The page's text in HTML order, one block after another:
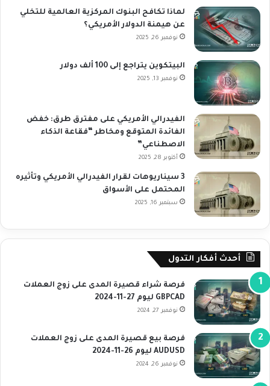
لماذا تكافح البنوك المركزية العالمية للتخلي
عن هيمنة الدولار الأمريكي؟
نوفمبر 26, 2025
البيتكوين يتراجع إلى 100 ألف دولار
نوفمبر 13, 2025
الفيدرالي الأمريكي على مفترق طرق: خفض
الفائدة المتوقع ومخاطر “فقاعة الذكاء
الاصطناعي”
أكتوبر 28, 2025
3 سيناريوهات لقرار الفيدرالي الأمريكي وتأثيره
المحتمل على الأسواق
سبتمبر 16, 2025
أحدث أفكار التدول
فرصة شراء قصيرة المدى على زوج العملات
GBPCAD ليوم 27-11-2024
نوفمبر 27, 2024
فرصة بيع قصيرة المدى على زوج العملات
AUDUSD ليوم 26-11-2024
نوفمبر 26, 2024